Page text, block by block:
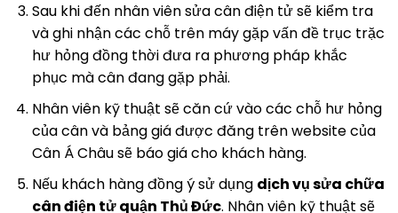
Sau khi đến nhân viên sửa cân điện tử sẽ kiểm tra
và ghi nhận các chỗ trên máy gặp vấn đề trục trặc
hư hỏng đồng thời đưa ra phương pháp khắc
phục mà cân đang gặp phải.
Nhân viên kỹ thuật sẽ căn cứ vào các chỗ hư hỏng
của cân và bảng giá được đăng trên website của
Cân Á Châu sẽ báo giá cho khách hàng.
Nếu khách hàng đồng ý sử dụng dịch vụ sửa chữa
cân điện tử quận Thủ Đức. Nhân viên kỹ thuật sẽ